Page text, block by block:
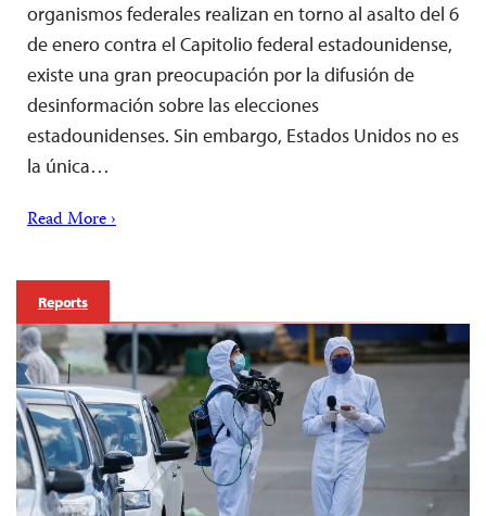
organismos federales realizan en torno al asalto del 6
de enero contra el Capitolio federal estadounidense,
existe una gran preocupación por la difusión de
desinformación sobre las elecciones
estadounidenses. Sin embargo, Estados Unidos no es
la única…
Read More ›
Reports